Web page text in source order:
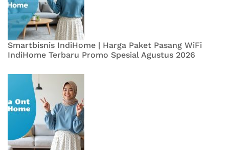
Smartbisnis IndiHome | Harga Paket Pasang WiFi
IndiHome Terbaru Promo Spesial Agustus 2026